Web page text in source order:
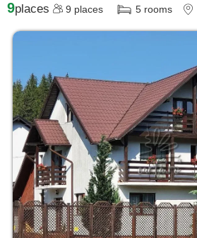
9places 9 places 5 rooms